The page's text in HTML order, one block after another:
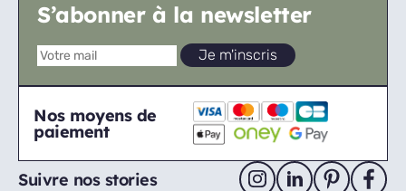
S’abonner à la newsletter
Nos moyens de
paiement
Suivre nos stories